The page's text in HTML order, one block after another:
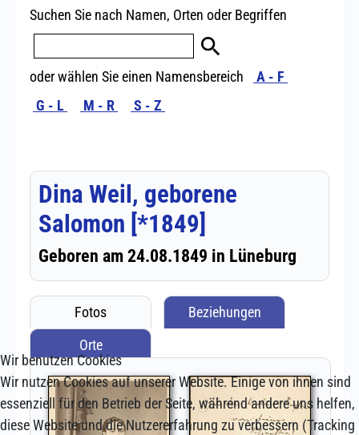
Wir benutzen Cookies
Wir nutzen Cookies auf unserer Website. Einige von ihnen sind
essenziell für den Betrieb der Seite, während andere uns helfen,
diese Website und die Nutzererfahrung zu verbessern (Tracking